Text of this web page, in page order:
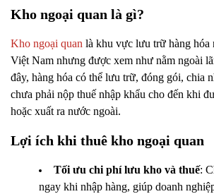
Kho ngoại quan là gì?
Kho ngoại quan là khu vực lưu trữ hàng hóa
Việt Nam nhưng được xem như nằm ngoài
đây, hàng hóa có thể lưu trữ, đóng gói, chia
chưa phải nộp thuế nhập khẩu cho đến khi
hoặc xuất ra nước ngoài.
Lợi ích khi thuê kho ngoại quan
Tối ưu chi phí lưu kho và thuế:
ngay khi nhập hàng, giúp doanh